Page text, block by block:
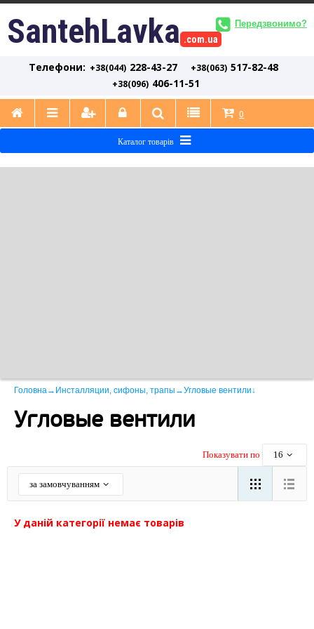
SantehLavka .com.ua
Телефони: +38(044) 228-43-27 +38(063) 517-82-48
+38(096) 406-11-51
Передзвонимо?
0
Каталог товарів
Головна→ Инсталляции, сифоны, трапы →Угловые вентили↓
Угловые вентили
Показувати по 16
за замовчуванням
У даній категорії немає товарів